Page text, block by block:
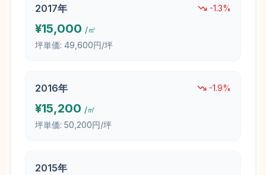
2017年 -1.3%
¥15,000 /㎡
坪単価: 49,600円/坪
2016年 -1.9%
¥15,200 /㎡
坪単価: 50,200円/坪
2015年